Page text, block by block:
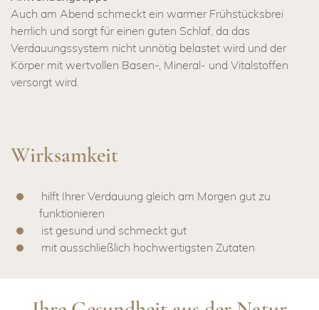
Auch am Abend schmeckt ein warmer Frühstücksbrei
herrlich und sorgt für einen guten Schlaf, da das
Verdauungssystem nicht unnötig belastet wird und der
Körper mit wertvollen Basen-, Mineral- und Vitalstoffen
versorgt wird.
Wirksamkeit
hilft Ihrer Verdauung gleich am Morgen gut zu
funktionieren
ist gesund und schmeckt gut
mit ausschließlich hochwertigsten Zutaten